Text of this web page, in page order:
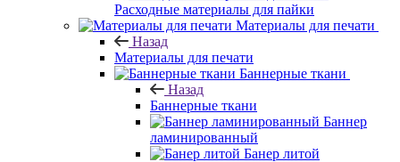
Расходные материалы для пайки
Материалы для печати
Назад
Материалы для печати
Баннерные ткани
Назад
Баннерные ткани
Баннер
ламинированный
Банер литой